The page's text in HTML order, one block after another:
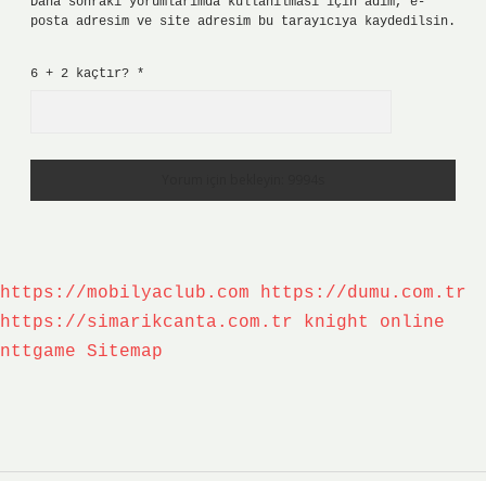
posta adresim ve site adresim bu tarayıcıya kaydedilsin.
6 + 2 kaçtır? *
https://mobilyaclub.com
https://dumu.com.tr
https://simarikcanta.com.tr
knight online
nttgame
Sitemap